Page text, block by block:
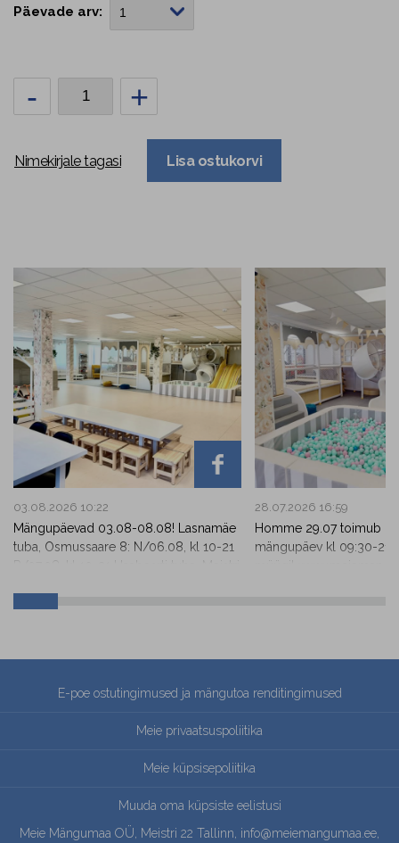
Päevade arv:
- +
Nimekirjale tagasi Lisa ostukorvi
03.08.2026 10:22
Mängupäevad 03.08-08.08! Lasnamäe
tuba, Osmussaare 8: N/06.08, kl 10-21
kodulehel www.meiemangumaa.ee
28.07.2026 16:59
Homme 29.07 toimub
mängupäev kl 09:30-
E-poe ostutingimused ja mängutoa renditingimused
Meie privaatsuspoliitika
Meie küpsisepoliitika
Muuda oma küpsiste eelistusi
Meie Mängumaa OÜ, Meistri 22 Tallinn, info@meiemangumaa.ee